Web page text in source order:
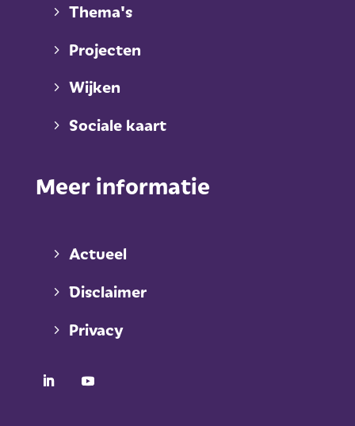
Thema's
Projecten
Wijken
Sociale kaart
Meer informatie
Actueel
Disclaimer
Privacy